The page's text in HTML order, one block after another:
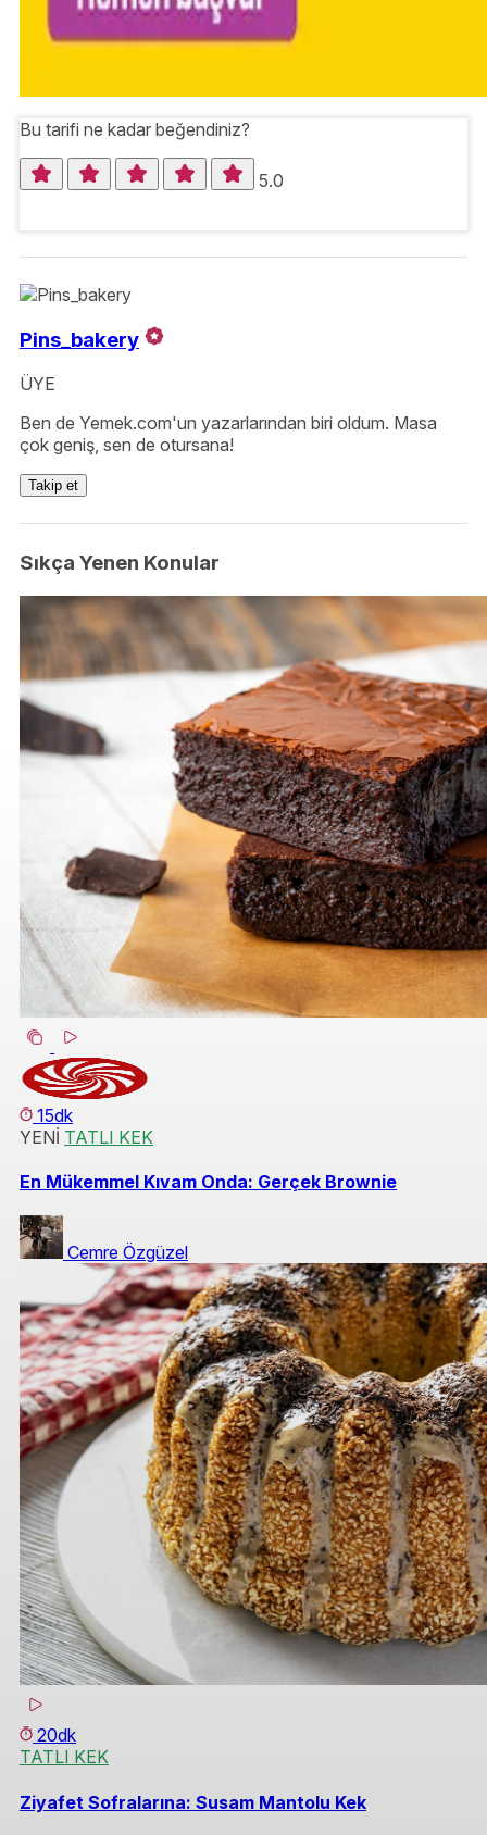
Bu tarifi ne kadar beğendiniz?
5.0
Pins_bakery
ÜYE
Ben de Yemek.com'un yazarlarından biri oldum. Masa
çok geniş, sen de otursana!
Takip et
Sıkça Yenen Konular
15dk
YENİ TATLI KEK
En Mükemmel Kıvam Onda: Gerçek Brownie
Cemre Özgüzel
20dk
TATLI KEK
Ziyafet Sofralarına: Susam Mantolu Kek